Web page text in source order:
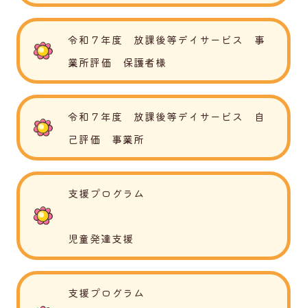
令和７年度 放課後等デイサービス 事
業所評価 保護者様
令和７年度 放課後等デイサービス 自
己評価 事業所
支援プログラム
児童発達支援
支援プログラム